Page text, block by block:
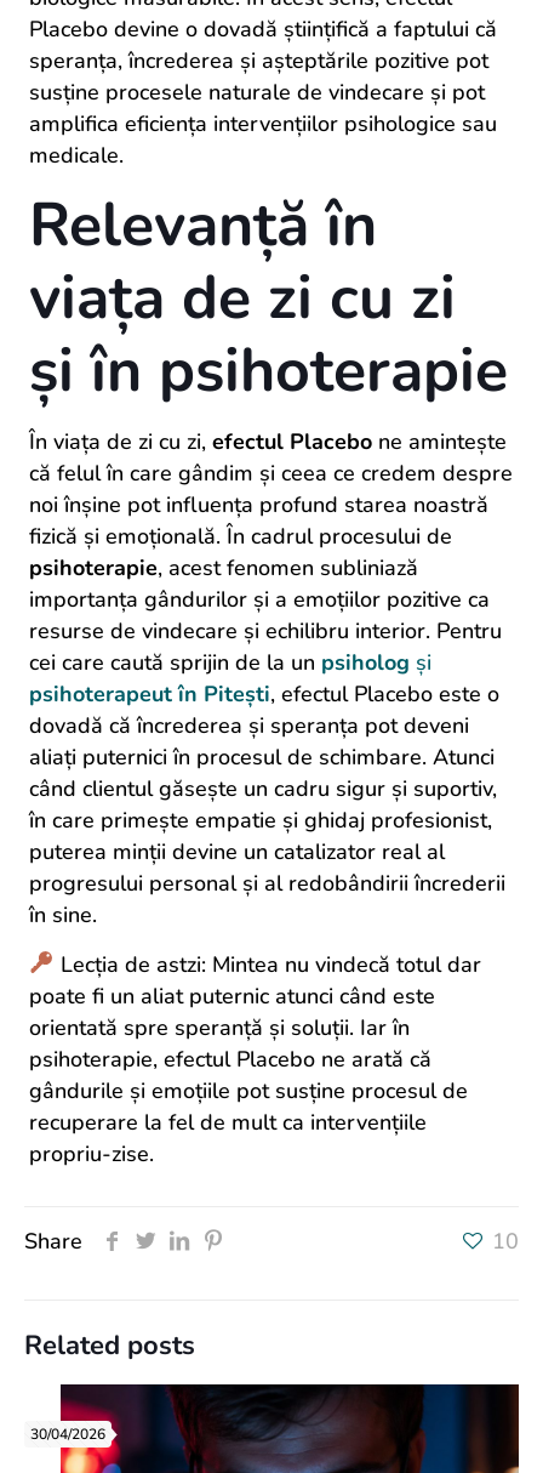
Placebo devine o dovadă științifică a faptului că
speranța, încrederea și așteptările pozitive pot
susține procesele naturale de vindecare și pot
amplifica eficiența intervențiilor psihologice sau
medicale.
Relevanță în
viața de zi cu zi
și în psihoterapie
În viața de zi cu zi,efectul Placebo ne amintește
că felul în care gândim și ceea ce credem despre
noi înșine pot influența profund starea noastră
fizică și emoțională. În cadrul procesului de
psihoterapie, acest fenomen subliniază
importanța gândurilor și a emoțiilor pozitive ca
resurse de vindecare și echilibru interior. Pentru
cei care caută sprijin de la un psiholog și
psihoterapeut în Pitești, efectul Placebo este o
dovadă că încrederea și speranța pot deveni
aliați puternici în procesul de schimbare. Atunci
când clientul găsește un cadru sigur și suportiv,
în care primește empatie și ghidaj profesionist,
puterea minții devine un catalizator real al
progresului personal și al redobândirii încrederii
în sine.
Lecția de astzi: Mintea nu vindecă totul dar
poate fi un aliat puternic atunci când este
orientată spre speranță și soluții. Iar în
psihoterapie, efectul Placebo ne arată că
gândurile și emoțiile pot susține procesul de
recuperare la fel de mult ca intervențiile
propriu-zise.
Share 10
Related posts
30/04/2026